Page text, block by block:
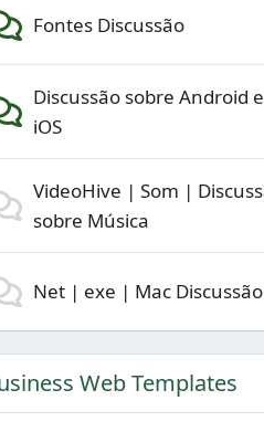
Fontes Discussão
Discussão sobre Android e
iOS
VideoHive | Som |
sobre Música
Net | exe | Mac Discussão
Web Templates